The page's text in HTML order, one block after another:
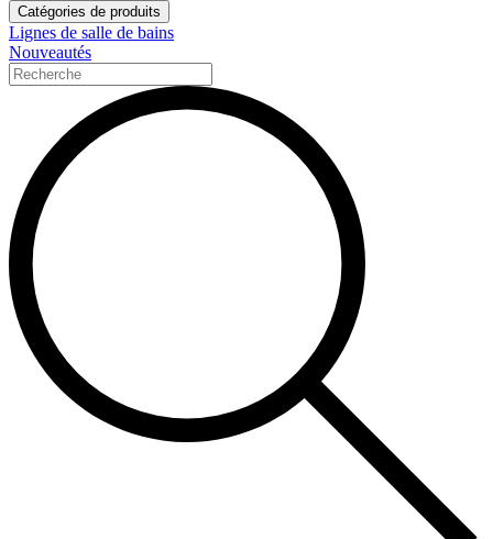
Catégories de produits
Lignes de salle de bains
Nouveautés